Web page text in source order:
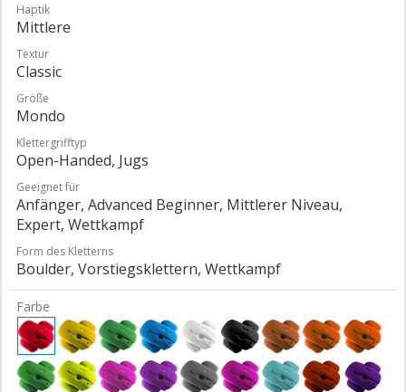
Haptik
Mittlere
Textur
Classic
Größe
Mondo
Klettergrifftyp
Open-Handed, Jugs
Geeignet für
Anfänger, Advanced Beginner, Mittlerer Niveau,
Expert, Wettkampf
Form des Kletterns
Boulder, Vorstiegsklettern, Wettkampf
Farbe